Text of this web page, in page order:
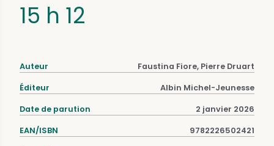
15 h 12
Auteur Faustina Fiore, Pierre Druart
Éditeur Albin Michel-Jeunesse
Date de parution 2 janvier 2026
EAN/ISBN 9782226502421